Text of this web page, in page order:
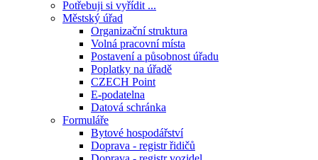
Potřebuji si vyřídit ...
Městský úřad
Organizační struktura
Volná pracovní místa
Postavení a působnost úřadu
Poplatky na úřadě
CZECH Point
E-podatelna
Datová schránka
Formuláře
Bytové hospodářství
Doprava - registr řidičů